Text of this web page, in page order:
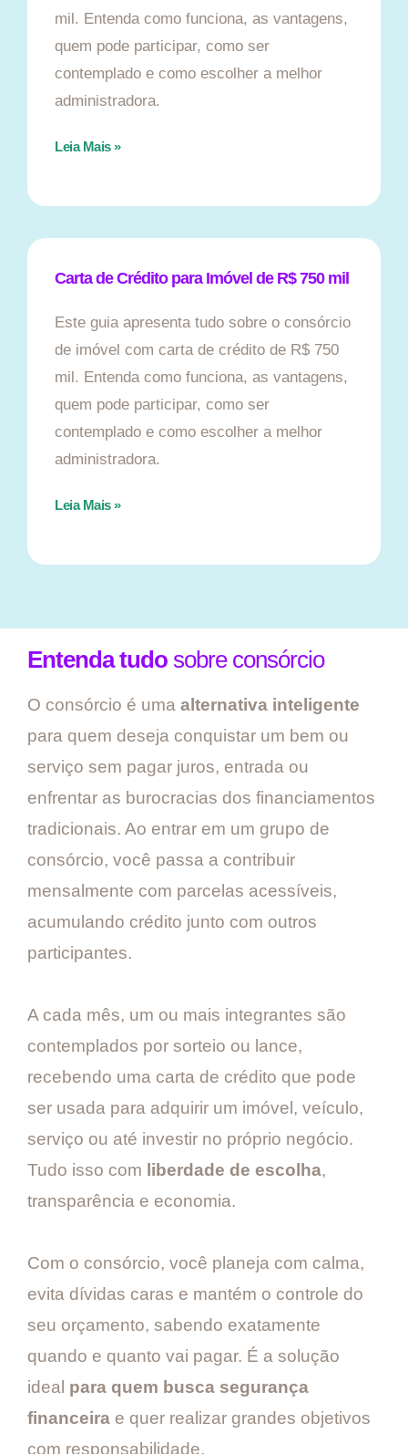
mil. Entenda como funciona, as vantagens,
quem pode participar, como ser
contemplado e como escolher a melhor
administradora.
Leia Mais »
Carta de Crédito para Imóvel de R$ 750 mil
Este guia apresenta tudo sobre o consórcio
de imóvel com carta de crédito de R$ 750
mil. Entenda como funciona, as vantagens,
quem pode participar, como ser
contemplado e como escolher a melhor
administradora.
Leia Mais »
Entenda tudo sobre consórcio
O consórcio é uma alternativa inteligente
para quem deseja conquistar um bem ou
serviço sem pagar juros, entrada ou
enfrentar as burocracias dos financiamentos
tradicionais. Ao entrar em um grupo de
consórcio, você passa a contribuir
mensalmente com parcelas acessíveis,
acumulando crédito junto com outros
participantes.
A cada mês, um ou mais integrantes são
contemplados por sorteio ou lance,
recebendo uma carta de crédito que pode
ser usada para adquirir um imóvel, veículo,
serviço ou até investir no próprio negócio.
Tudo isso com liberdade de escolha,
transparência e economia.
Com o consórcio, você planeja com calma,
evita dívidas caras e mantém o controle do
seu orçamento, sabendo exatamente
quando e quanto vai pagar. É a solução
ideal para quem busca segurança
financeira e quer realizar grandes objetivos
com responsabilidade.